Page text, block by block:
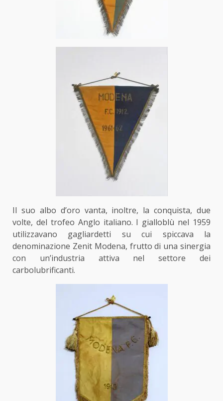
Il suo albo d’oro vanta, inoltre, la conquista, due
volte, del trofeo Anglo italiano. I gialloblù nel 1959
utilizzavano gagliardetti su cui spiccava la
denominazione Zenit Modena, frutto di una sinergia
con un’industria attiva nel settore dei
carbolubrificanti.